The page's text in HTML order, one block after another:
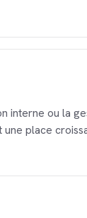
interne ou la
place